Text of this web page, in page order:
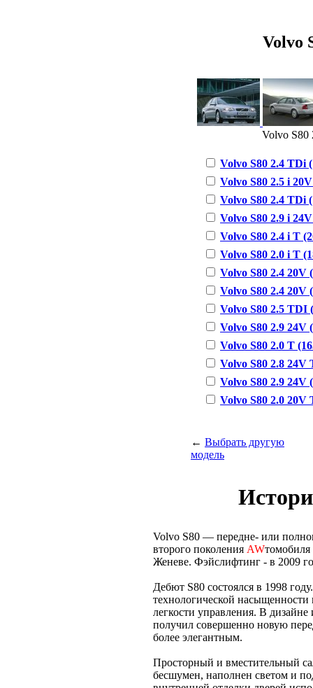
Volvo
Volvo S80
Volvo S80 2.4 TDi
Volvo S80 2.5 i
Volvo S80 2.4 TDi
Volvo S80 2.9 i
Volvo S80 2.4 i T
Volvo S80 2.0 i T
Volvo S80 2.4 20V
Volvo S80 2.4 20V
Volvo S80 2.5 TDI
Volvo S80 2.9 24V
Volvo S80 2.0 T
Volvo S80 2.8 24V
Volvo S80 2.9 24V
Volvo S80 2.0 20V
← Выбрать другую
модель
Volvo S80 — передне- или
второго поколения AWтомобиля
Женеве. Фэйслифтинг - в 2009
Дебют S80 состоялся в 1998
технологической
легкости управления. В
получил совершенно новую
более элегантным.
Просторный и вместительный
бесшумен, наполнен светом и